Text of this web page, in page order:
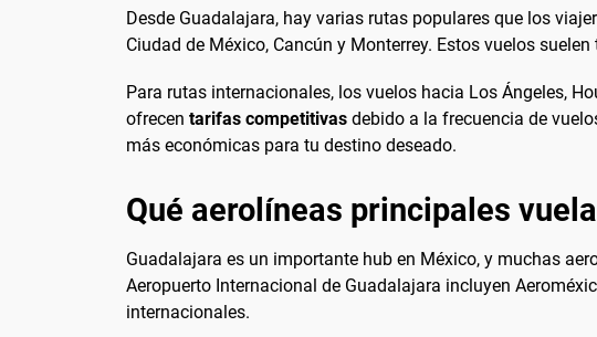
Desde Guadalajara, hay varias rutas populares que los
Ciudad de México, Cancún y Monterrey. Estos vuelos
Para rutas internacionales, los vuelos hacia Los Ángeles,
ofrecen tarifas competitivas debido a la frecuencia de
más económicas para tu destino deseado.
Qué aerolíneas principales
Guadalajara es un importante hub en México, y muchas
Aeropuerto Internacional de Guadalajara incluyen
internacionales.